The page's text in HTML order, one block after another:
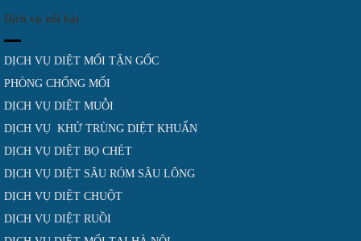
Dịch vụ nổi bật
DỊCH VỤ DIỆT MỐI TẬN GỐC
PHÒNG CHỐNG MỐI
DỊCH VỤ DIỆT MUỖI
DỊCH VỤ KHỬ TRÙNG DIỆT KHUẨN
DỊCH VỤ DIỆT BỌ CHÉT
DỊCH VỤ DIỆT SÂU RÓM SÂU LÔNG
DỊCH VỤ DIỆT CHUỘT
DỊCH VỤ DIỆT RUỒI